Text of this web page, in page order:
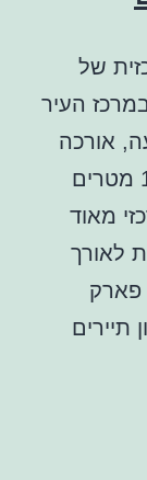
של
העיר
אורכה
כ-200 מטרים ממזרח למערב וכ-100 מטרים
מאוד
לאורך
פארק
תיירים